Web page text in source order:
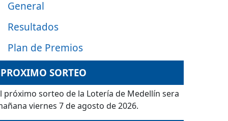
General
Resultados
Plan de Premios
PROXIMO SORTEO
próximo sorteo de la Lotería de Medellín sera
viernes 7 de agosto de 2026.